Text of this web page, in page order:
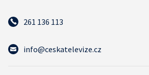
261 136 113
info@ceskatelevize.cz